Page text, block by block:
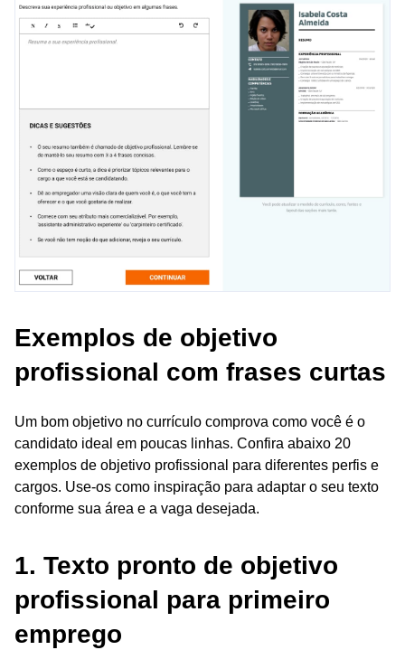
Exemplos de objetivo
profissional com frases curtas
Um bom objetivo no currículo comprova como você é o
candidato ideal em poucas linhas. Confira abaixo 20
exemplos de objetivo profissional para diferentes perfis e
cargos. Use-os como inspiração para adaptar o seu texto
conforme sua área e a vaga desejada.
1. Texto pronto de objetivo
profissional para primeiro
emprego